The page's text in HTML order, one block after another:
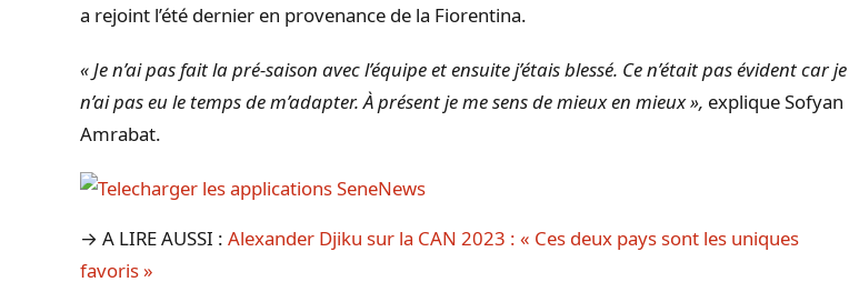
a rejoint l’été dernier en provenance de la Fiorentina.
« Je n’ai pas fait la pré-saison avec l’équipe et ensuite j’étais blessé. Ce n’était pas évident car je
n’ai pas eu le temps de m’adapter. À présent je me sens de mieux en mieux », explique Sofyan
Amrabat.
→ A LIRE AUSSI : Alexander Djiku sur la CAN 2023 : « Ces deux pays sont les uniques
favoris »